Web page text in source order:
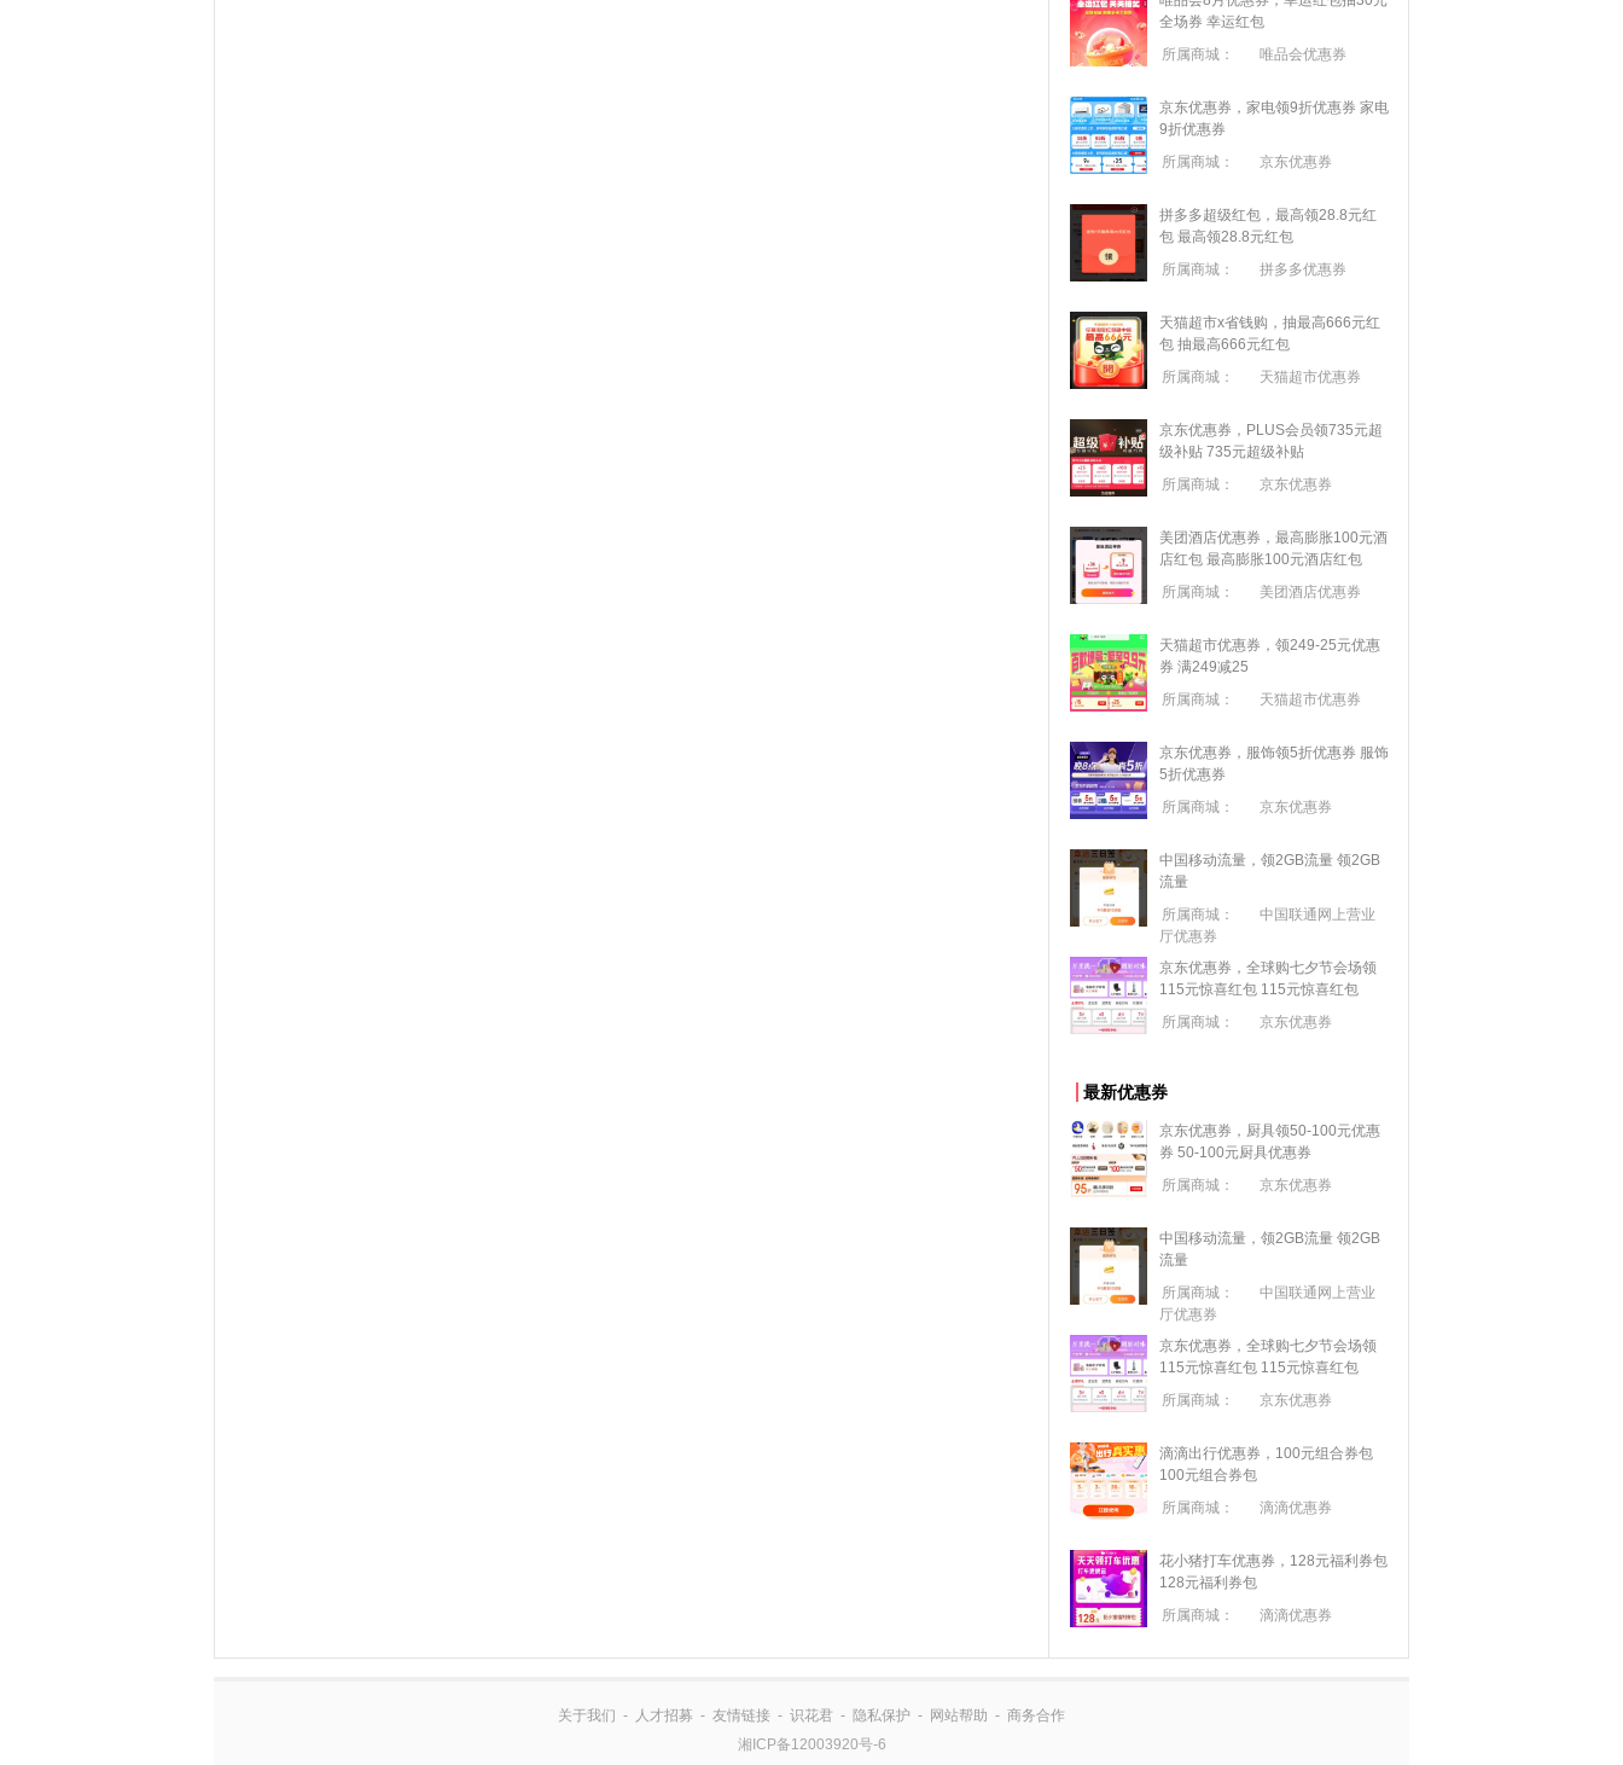
全场券 幸运红包
所属商城：
唯品会优惠券
京东优惠券，家电领9折优惠券 家电
9折优惠券
所属商城：
京东优惠券
拼多多超级红包，最高领28.8元红
包 最高领28.8元红包
所属商城：
拼多多优惠券
天猫超市x省钱购，抽最高666元红
包 抽最高666元红包
所属商城：
天猫超市优惠券
京东优惠券，PLUS会员领735元超
级补贴 735元超级补贴
所属商城：
京东优惠券
美团酒店优惠券，最高膨胀100元酒
店红包 最高膨胀100元酒店红包
所属商城：
美团酒店优惠券
天猫超市优惠券，领249-25元优惠
券 满249减25
所属商城：
天猫超市优惠券
京东优惠券，服饰领5折优惠券 服饰
5折优惠券
所属商城：
京东优惠券
中国移动流量，领2GB流量 领2GB
流量
所属商城：
中国联通网上营业
厅优惠券
京东优惠券，全球购七夕节会场领
115元惊喜红包 115元惊喜红包
所属商城：
京东优惠券
最新优惠券
京东优惠券，厨具领50-100元优惠
券 50-100元厨具优惠券
所属商城：
京东优惠券
中国移动流量，领2GB流量 领2GB
流量
所属商城：
中国联通网上营业
厅优惠券
京东优惠券，全球购七夕节会场领
115元惊喜红包 115元惊喜红包
所属商城：
京东优惠券
滴滴出行优惠券，100元组合券包
100元组合券包
所属商城：
滴滴优惠券
花小猪打车优惠券，128元福利券包
128元福利券包
所属商城：
滴滴优惠券
关于我们 - 人才招募 - 友情链接 - 识花君 - 隐私保护 - 网站帮助 - 商务合作
湘ICP备12003920号-6